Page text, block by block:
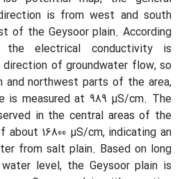
is from west and south
of the Geysoor plain. According
electrical conductivity is
of groundwater flow, so
and northwest parts of the area,
is measured at 989 µS/cm. The
in the central areas of the
about 16800 µS/cm, indicating an
from salt plain. Based on long
level, the Geysoor plain is